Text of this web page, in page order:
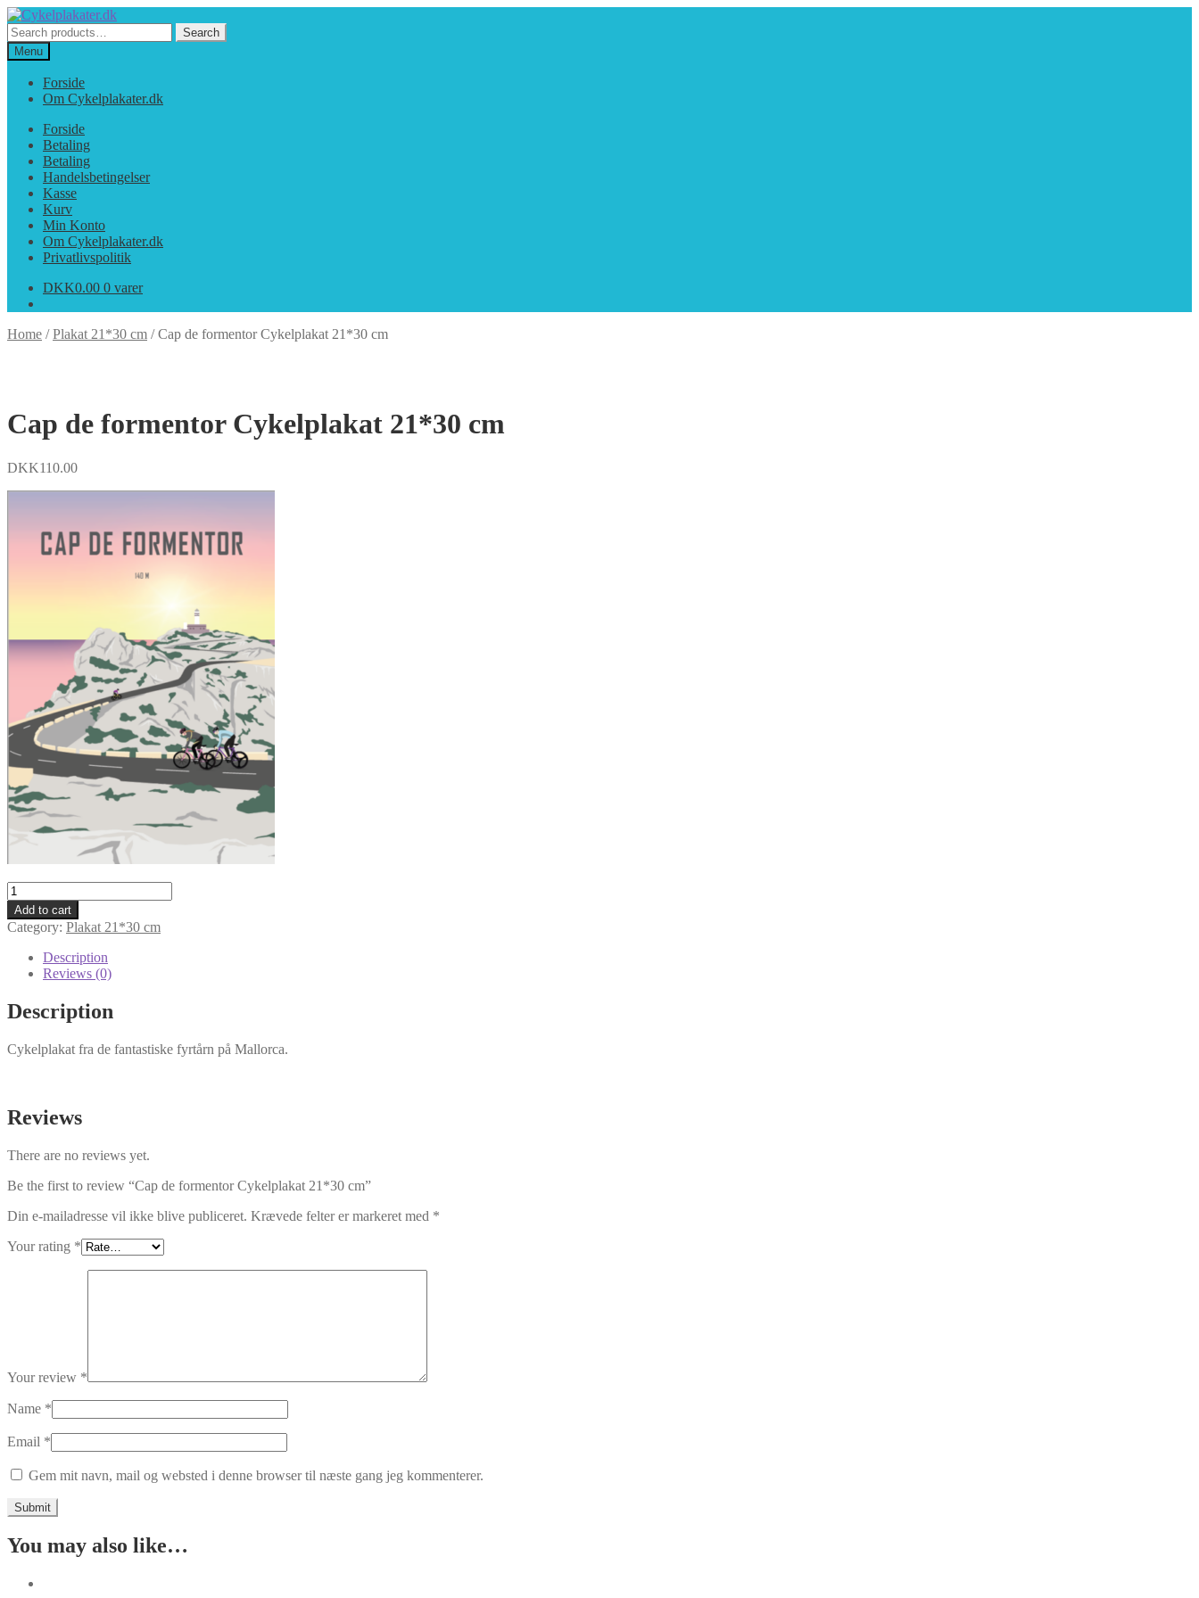
Spring
til
navigation
Spring
til
indhold
Search
for:
Search
Menu
Forside
Om Cykelplakater.dk
Forside
Betaling
Betaling
Handelsbetingelser
Kasse
Kurv
Min Konto
Om Cykelplakater.dk
Privatlivspolitik
DKK0.00 0 varer
Home /Plakat 21*30 cm /Cap de formentor Cykelplakat 21*30 cm
Cap de formentor Cykelplakat 21*30 cm
DKK110.00
Cap
de
formentor
Cykelplakat
21*30
quantity
Add to cart
Category: Plakat 21*30 cm
Description
Reviews (0)
Description
Cykelplakat fra de fantastiske fyrtårn på Mallorca.
Reviews
There are no reviews yet.
Be the first to review “Cap de formentor Cykelplakat 21*30 cm”
Din e-mailadresse vil ikke blive publiceret. Krævede felter er markeret med *
Your rating *
Your review *
Name *
Email *
Gem mit navn, mail og websted i denne browser til næste gang jeg kommenterer.
You may also like…